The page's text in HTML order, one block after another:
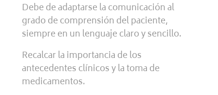
Debe de adaptarse la comunicación al
grado de comprensión del paciente,
siempre en un lenguaje claro y sencillo.
Recalcar la importancia de los
antecedentes clínicos y la toma de
medicamentos.